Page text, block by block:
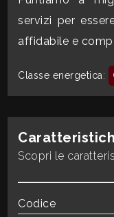
servizi per
affidabile e
Classe energetica:
Scopri le
Codice
3
4
5
5+
Camere